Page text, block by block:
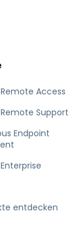
Access
Support
Endpoint
entdecken